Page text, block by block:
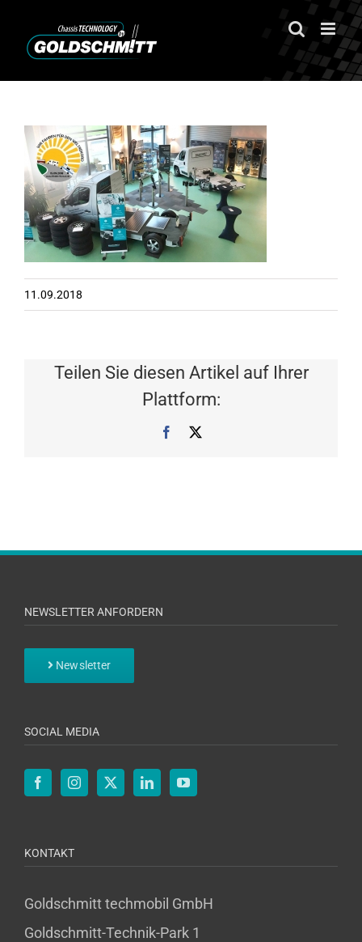
Inhalt
11.09.2018
Teilen Sie diesen Artikel auf Ihrer
Plattform:
Facebook
NEWSLETTER ANFORDERN
Newsletter
SOCIAL MEDIA
KONTAKT
Goldschmitt techmobil GmbH
Goldschmitt-Technik-Park 1